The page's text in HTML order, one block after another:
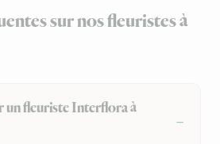
sur nos fleuristes à
fleuriste Interflora à